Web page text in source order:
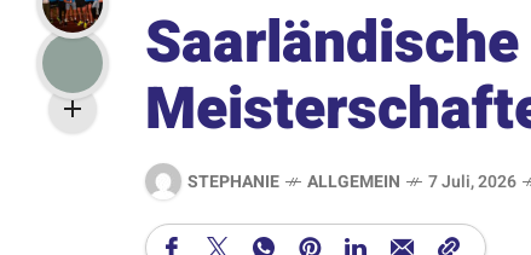
STEPHANIE ALLGEMEIN 7 Juli, 2026